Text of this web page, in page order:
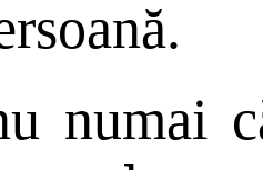
numai